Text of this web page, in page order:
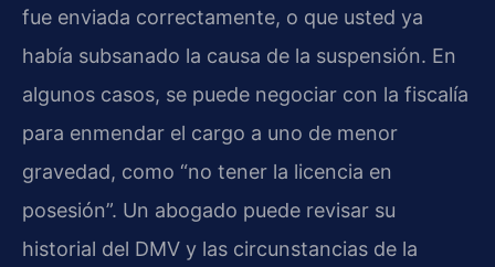
fue enviada correctamente, o que usted ya
había subsanado la causa de la suspensión. En
algunos casos, se puede negociar con la fiscalía
para enmendar el cargo a uno de menor
gravedad, como “no tener la licencia en
posesión”. Un abogado puede revisar su
historial del DMV y las circunstancias de la